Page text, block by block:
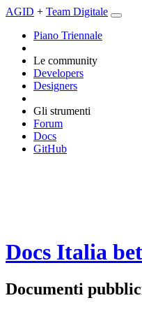
AGID + Team Digitale
Piano Triennale
Le community
Developers
Designers
Gli strumenti
Forum
Docs
GitHub
Docs Italia
Documenti